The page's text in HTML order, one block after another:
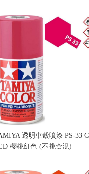
透明車殼噴漆 PS-33
櫻桃紅色 (不挑盒況)